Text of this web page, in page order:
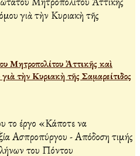
Μητροπολίτου Ἀττικῆς καὶ
τὴν Κυριακὴ τῆς Σαμαρείτιδος